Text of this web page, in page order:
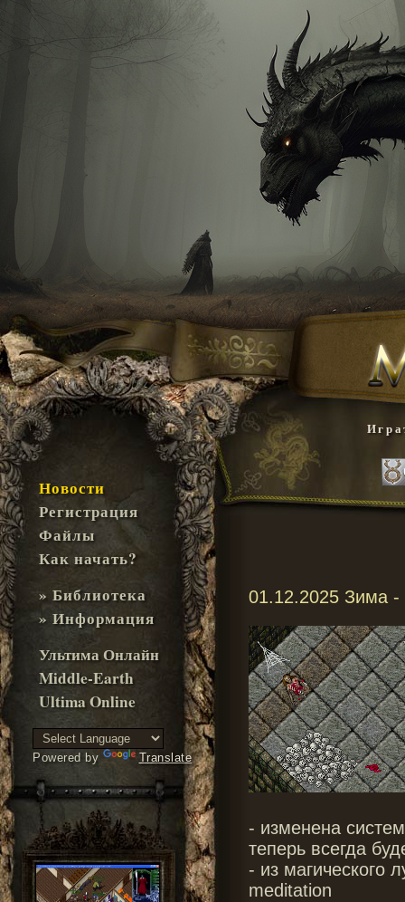
Новости
Регистрация
Файлы
Как начать?
» Библиотека
» Информация
Ультима Онлайн
Middle-Earth
Ultima Online
Powered by Translate
01.12.2025 Зима -
- изменена
теперь всегда
- из магического
meditation